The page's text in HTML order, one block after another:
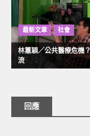
最新文章 社會
林蕙穎／公共醫療危機
流
回應